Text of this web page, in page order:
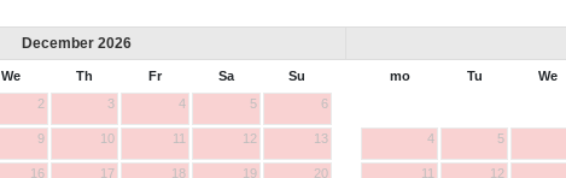
December 2026
We Th Fr Sa
Su
2 3 4 5 6
9 10 11 12 13
16 17 18 19 20
mo Tu We
4 5
11 12